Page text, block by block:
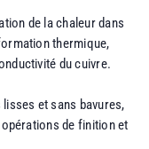
de la chaleur dans
thermique,
du cuivre.
et sans bavures,
de finition et